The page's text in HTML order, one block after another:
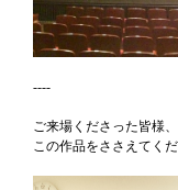
----
ご来場くださった皆様、
この作品をささえてく